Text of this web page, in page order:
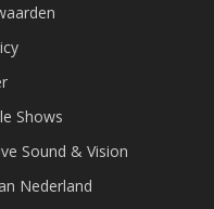
Shows
Sound & Vision
Nederland